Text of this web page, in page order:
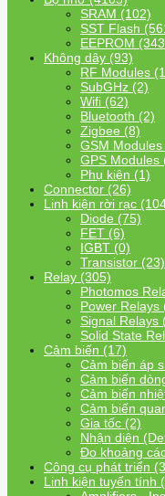
SRAM (102)
SST Flash
EEPROM
Không dây (93)
RF Modules
SubGHz (2)
Wifi (62)
Bluetooth (2)
Zigbee (8)
GSM Modules
GPS Modules
Phụ kiện (1)
Connector (26)
Linh kiện rời rạc
Diode (75)
FET (6)
IGBT (0)
Transistor (23)
Relay (305)
Photomos
Power
Signal Relays
Solid State
Cảm biến (17)
Cảm biến áp
Cảm biến
Cảm biến
Cảm biến
Gia tốc (2)
Nhận diện
Đo khoảng
Công cụ phát triển
Linh kiện tuyến tính